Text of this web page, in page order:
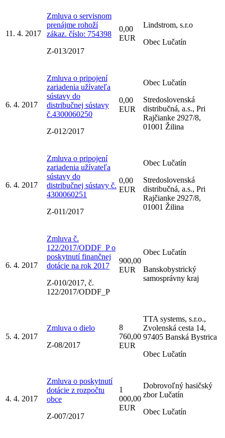
11. 4. 2017
Zmluva o servisnom
prenájme rohoží
zákaz. číslo: 754398
Z-013/2017
0,00
EUR
Lindstrom, s.r.o
Obec Lučatín
6. 4. 2017
Zmluva o pripojení
zariadenia užívateľa
sústavy do
distribučnej sústavy
č.4300060250
Z-012/2017
0,00
EUR
Obec Lučatín
Stredoslovenská
distribučná, a.s., Pri
Rajčianke 2927/8,
01001 Žilina
6. 4. 2017
Zmluva o pripojení
zariadenia užívateľa
sústavy do
distribučnej sústavy č.
4300060251
Z-011/2017
0,00
EUR
Obec Lučatín
Stredoslovenská
distribučná, a.s., Pri
Rajčianke 2927/8,
01001 Žilina
6. 4. 2017
Zmluva č.
122/2017/ODDF_P o
poskytnutí finančnej
dotácie na rok 2017
Z-010/2017, č.
122/2017/ODDF_P
900,00
EUR
Obec Lučatín
Banskobystrický
samosprávny kraj
5. 4. 2017
Zmluva o dielo
Z-08/2017
8
760,00
EUR
TTA systems, s.r.o.,
Zvolenská cesta 14,
97405 Banská Bystrica
Obec Lučatín
4. 4. 2017
Zmluva o poskytnutí
dotácie z rozpočtu
obce
Z-007/2017
1
000,00
EUR
Dobrovoľný hasičský
zbor Lučatín
Obec Lučatín